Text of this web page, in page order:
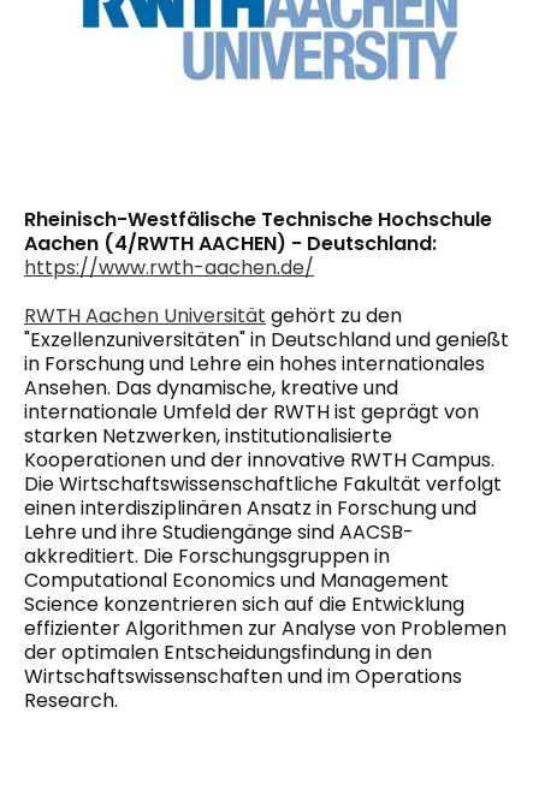
Rheinisch-Westfälische Technische Hochschule
Aachen (4/RWTH AACHEN) - Deutschland:
https://www.rwth-aachen.de/
RWTH Aachen Universität gehört zu den
"Exzellenzuniversitäten" in Deutschland und genießt
in Forschung und Lehre ein hohes internationales
Ansehen. Das dynamische, kreative und
internationale Umfeld der RWTH ist geprägt von
starken Netzwerken, institutionalisierte
Kooperationen und der innovative RWTH Campus.
Die Wirtschaftswissenschaftliche Fakultät verfolgt
einen interdisziplinären Ansatz in Forschung und
Lehre und ihre Studiengänge sind AACSB-
akkreditiert. Die Forschungsgruppen in
Computational Economics und Management
Science konzentrieren sich auf die Entwicklung
effizienter Algorithmen zur Analyse von Problemen
der optimalen Entscheidungsfindung in den
Wirtschaftswissenschaften und im Operations
Research.